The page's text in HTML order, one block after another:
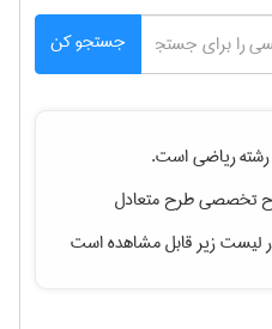
جستجو کن
رياضیاست.
تخصصیطرح متعادل
لیست زیر قابل مشاهده است